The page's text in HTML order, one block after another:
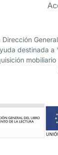
destinada